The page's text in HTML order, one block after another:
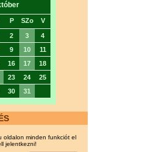
P SZo V
2 3
4
9 10
11
16 17
18
23 24
25
30 31
oldalon minden funkciót el
jelentkezni!